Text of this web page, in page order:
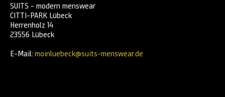
SUITS - modern menswear
CITTI-PARK Lübeck
Herrenholz 14
23556 Lübeck
E-Mail: moinluebeck@suits-menswear.de